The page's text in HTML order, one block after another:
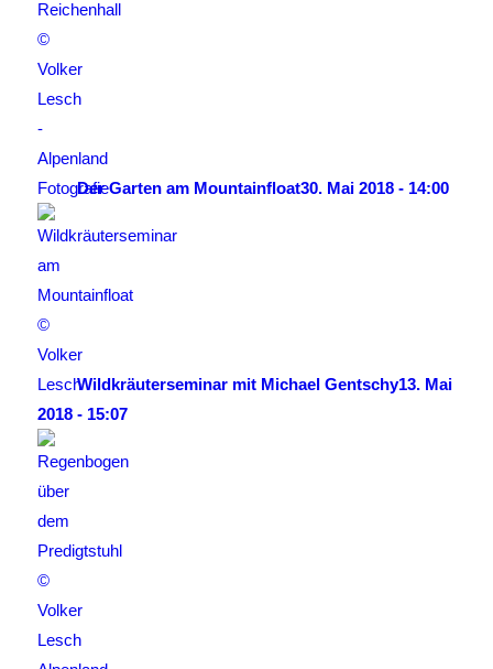
Der Garten am Mountainfloat30. Mai 2018 - 14:00
Wildkräuterseminar mit Michael Gentschy13. Mai
2018 - 15:07